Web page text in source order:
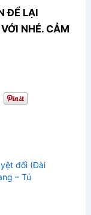
ĐỂ LẠI
NHÉ. CẢM
đối (Đài
– Tú